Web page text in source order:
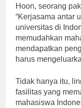
Hoon, seorang
“Kerjasama antar
universitas di
memudahkan
mendapatkan
harus
Tidak hanya itu,
fasilitas yang
mahasiswa